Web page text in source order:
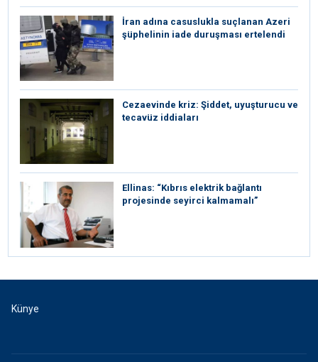
İran adına casuslukla suçlanan Azeri
şüphelinin iade duruşması ertelendi
Cezaevinde kriz: Şiddet, uyuşturucu ve
tecavüz iddiaları
Ellinas: “Kıbrıs elektrik bağlantı
projesinde seyirci kalmamalı”
Künye